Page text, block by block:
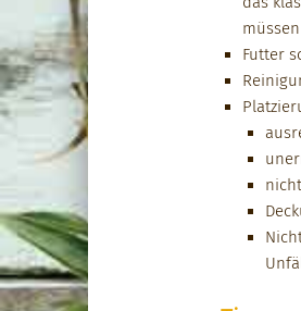
Fut­ter